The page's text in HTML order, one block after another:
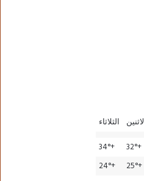
الثلاثاء
+
32°
+
34°
+
25°
+
24°